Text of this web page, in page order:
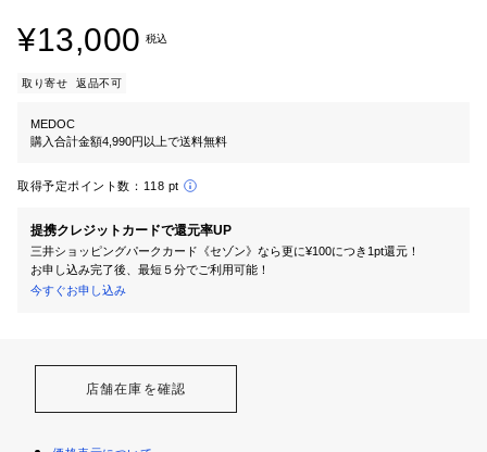
¥13,000 税込
取り寄せ 返品不可
MEDOC
購入合計金額4,990円以上で送料無料
取得予定ポイント数： 118 pt
提携クレジットカードで還元率UP
三井ショッピングパークカード《セゾン》なら更に¥100につき1pt還元！
お申し込み完了後、最短５分でご利用可能！
今すぐお申し込み
店舗在庫を確認